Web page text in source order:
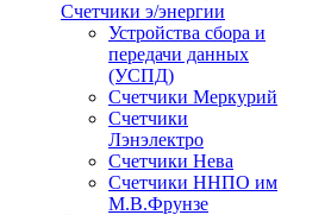
Счетчики э/энергии
Устройства сбора и
передачи данных
(УСПД)
Счетчики Меркурий
Счетчики
Лэнэлектро
Счетчики Нева
Счетчики ННПО им
М.В.Фрунзе